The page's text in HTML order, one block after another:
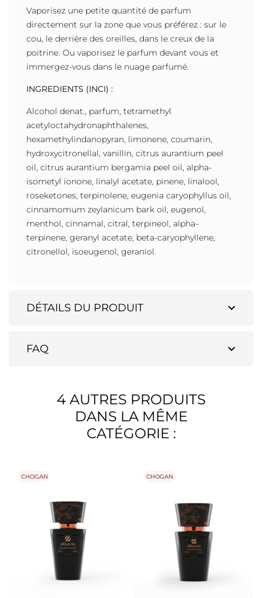
Vaporisez une petite quantité de parfum
directement sur la zone que vous préférez : sur le
cou, le derrière des oreilles, dans le creux de la
poitrine. Ou vaporisez le parfum devant vous et
immergez-vous dans le nuage parfumé.
INGREDIENTS (INCI) :
Alcohol denat., parfum, tetramethyl
acetyloctahydronaphthalenes,
hexamethylindanopyran, limonene, coumarin,
hydroxycitronellal, vanillin, citrus aurantium peel
oil, citrus aurantium bergamia peel oil, alpha-
isometyl ionone, linalyl acetate, pinene, linalool,
roseketones, terpinolene, eugenia caryophyllus oil,
cinnamomum zeylanicum bark oil, eugenol,
menthol, cinnamal, citral, terpineol, alpha-
terpinene, geranyl acetate, beta-caryophyllene,
citronellol, isoeugenol, geraniol.
expand_more
DÉTAILS DU PRODUIT
expand_more
FAQ
4 AUTRES PRODUITS
DANS LA MÊME
CATÉGORIE :
CHOGAN CHOGAN